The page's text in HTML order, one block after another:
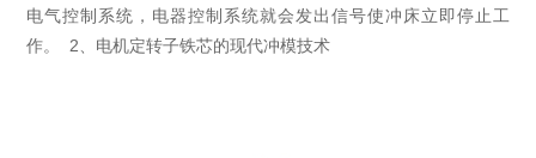
电气控制系统，电器控制系统就会发出信号使冲床立即停止工
作。 2、电机定转子铁芯的现代冲模技术